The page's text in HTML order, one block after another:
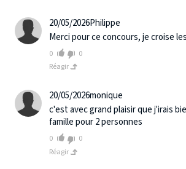
20/05/2026Philippe
Merci pour ce concours, je croise
0
0
Réagir
20/05/2026monique
c'est avec grand plaisir que j'irais
famille pour 2 personnes
0
0
Réagir